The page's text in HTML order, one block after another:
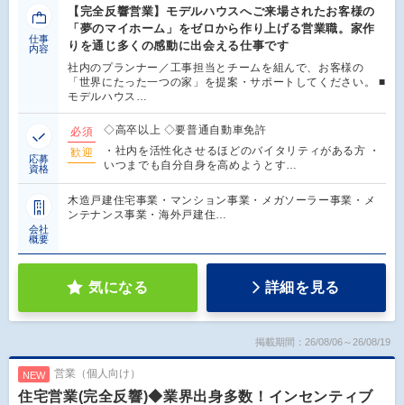
仕事
内容
【完全反響営業】モデルハウスへご来場されたお客様の
「夢のマイホーム」をゼロから作り上げる営業職。家作
りを通じ多くの感動に出会える仕事です
社内のプランナー／工事担当とチームを組んで、お客様の
「世界にたった一つの家」を提案・サポートしてください。 ■
モデルハウス…
応募
資格
必須
◇高卒以上 ◇要普通自動車免許
歓迎
・社内を活性化させるほどのバイタリティがある方 ・
いつまでも自分自身を高めようとす…
会社
概要
木造戸建住宅事業・マンション事業・メガソーラー事業・メ
ンテナンス事業・海外戸建住…
気になる 詳細を見る
掲載期間：26/08/06～26/08/19
NEW 営業（個人向け）
住宅営業(完全反響)◆業界出身多数！インセンティブ